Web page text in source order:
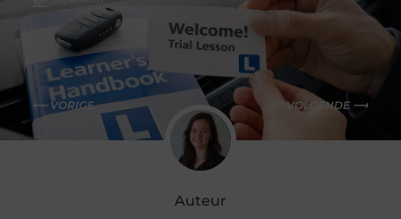
⟵ VORIGE VOLGENDE ⟶
Auteur